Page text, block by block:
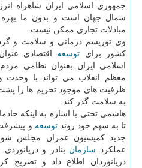
جمهوری اسلامی ایران شاهراه
شمال جهان است و بدون ما بهره
مبادلات تجاری ممكن نیست.
وی توریسم درمانی و سلامت و
كشور برای توسعه اقتصادی
اسلامی ایران بعنوان نظامی
معظم انقلاب می تواند با وحدت
ظرفیت های موجود تحریم ها را
به سلامت گذر كند.
هاشمی تختی با اشاره به اینكه
تا به سهم خود روندتوسعه و
جدید كمیسیون عمران مجلس
عملكرد سازمان بنادر و
دریانوردان اطلاع داد و تصریح